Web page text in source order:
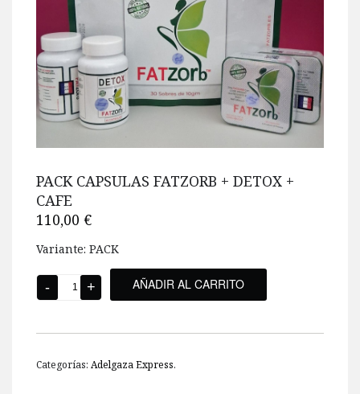
PACK CAPSULAS FATZORB + DETOX +
CAFE
110,00 €
Variante: PACK
AÑADIR AL CARRITO
Categorías: Adelgaza Express.